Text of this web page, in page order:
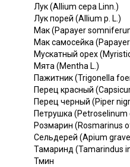
Лук (Allium сера Linn.)
Лук порей (Allium p. L.)
Мак (Papayer
Мак самосейка
Мускатный орех
Мята (Mentha L.)
Пажитник (Trigonella
Перец красный
Перец черный (Piper
Петрушка (Petroselinum
Розмарин (Rosmarinus
Сельдерей (Apium
Тамаринд (Tamarindus
Тмин